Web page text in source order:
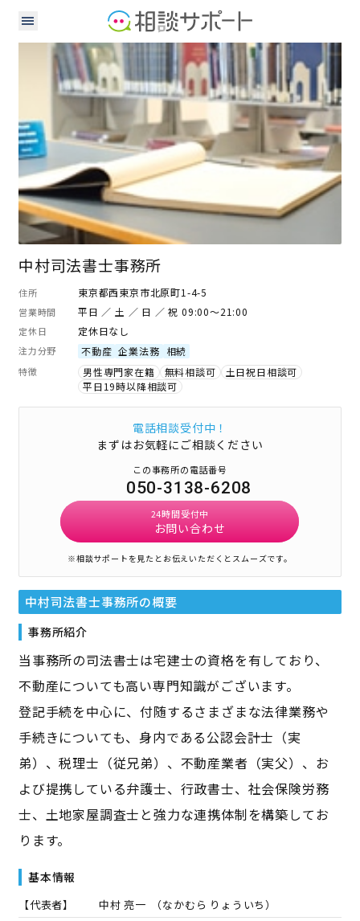
中村司法書士事務所
住所 東京都西東京市北原町1-4-5
営業時間 平日 ／ 土 ／ 日 ／ 祝 09:00～21:00
定休日 定休日なし
注力分野 不動産 企業法務 相続
特徴 男性専門家在籍 無料相談可
土日祝日相談可
平日19時以降相談可
電話相談受付中！
まずはお気軽にご相談ください
この事務所の電話番号
050-3138-6208
24時間受付中
お問い合わせ
※相談サポートを見たとお伝えいただくとスムーズです。
中村司法書士事務所の概要
事務所紹介
当事務所の司法書士は宅建士の資格を有しており、
不動産についても高い専門知識がございます。
登記手続を中心に、付随するさまざまな法律業務や
手続きについても、身内である公認会計士（実
弟）、税理士（従兄弟）、不動産業者（実父）、お
よび提携している弁護士、行政書士、社会保険労務
士、土地家屋調査士と強力な連携体制を構築してお
ります。
基本情報
【代表者】 中村 亮一 （なかむら りょういち）